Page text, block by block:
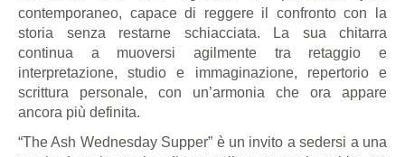
contemporaneo, capace di reggere il confronto con la
storia senza restarne schiacciata. La sua chitarra
continua a muoversi agilmente tra retaggio e
interpretazione, studio e immaginazione, repertorio e
scrittura personale, con un’armonia che ora appare
ancora più definita.
“The Ash Wednesday Supper” è un invito a sedersi a una